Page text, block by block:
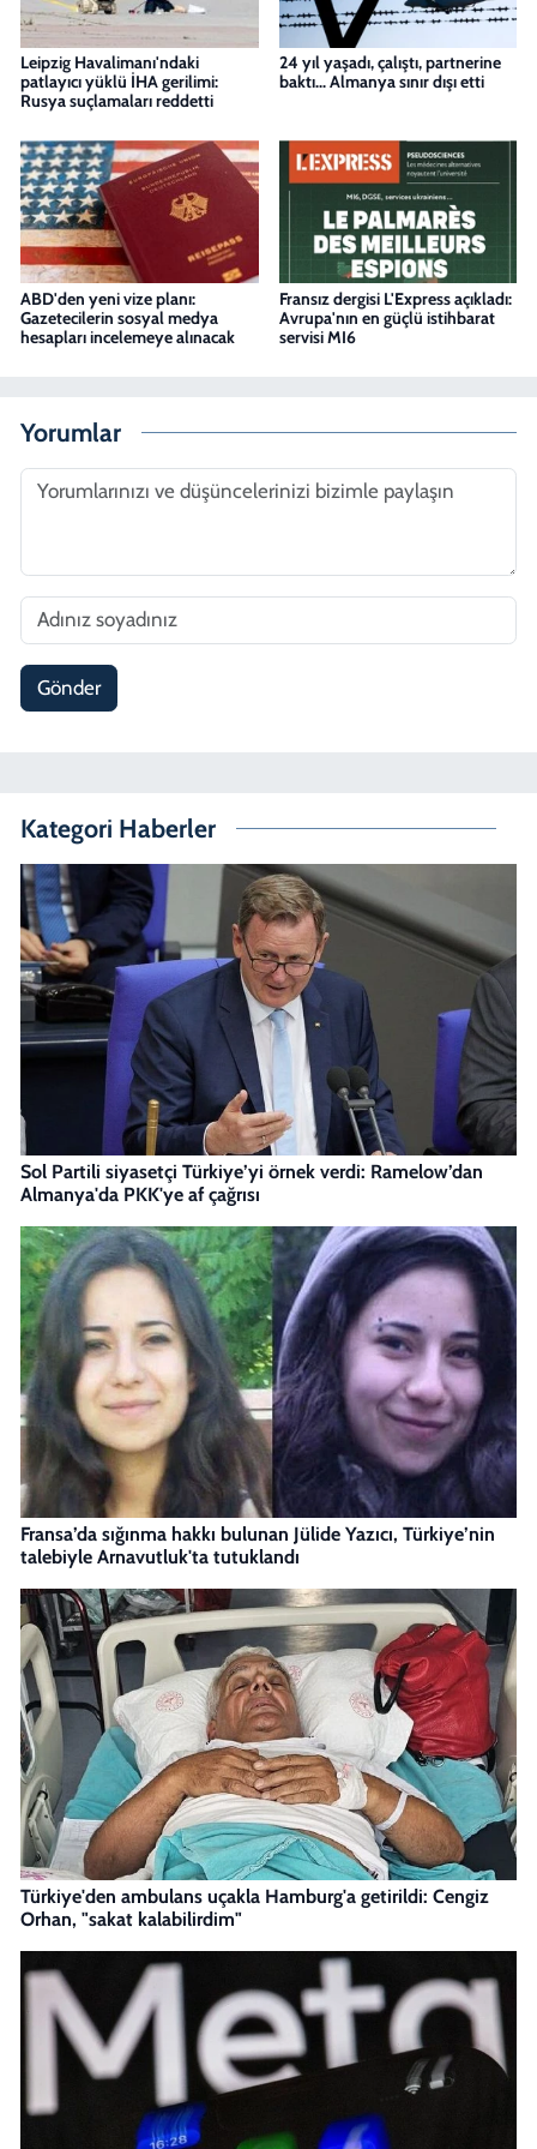
Leipzig Havalimanı'ndaki
patlayıcı yüklü İHA gerilimi:
Rusya suçlamaları reddetti
24 yıl yaşadı, çalıştı, partnerine
baktı... Almanya sınır dışı etti
ABD'den yeni vize planı:
Gazetecilerin sosyal medya
hesapları incelemeye alınacak
Fransız dergisi L'Express açıkladı:
Avrupa'nın en güçlü istihbarat
servisi MI6
Yorumlar
Gönder
Kategori Haberler
Sol Partili siyasetçi Türkiye’yi örnek verdi: Ramelow’dan
Almanya'da PKK'ye af çağrısı
Fransa’da sığınma hakkı bulunan Jülide Yazıcı, Türkiye’nin
talebiyle Arnavutluk'ta tutuklandı
Türkiye'den ambulans uçakla Hamburg'a getirildi: Cengiz
Orhan, "sakat kalabilirdim"